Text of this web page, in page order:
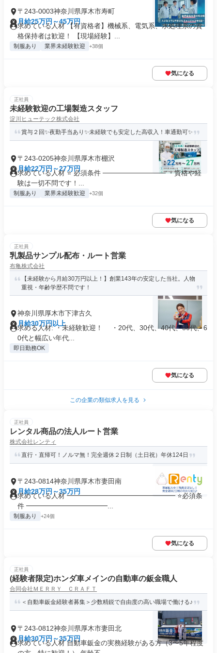
〒243-0003神奈川県厚木市寿町
月給25万円～45万円
求めている人材 【有資格者】機械系、電気系、水処理系の資
格保持者は歓迎！ 【現場経験】...
制服あり 業界未経験歓迎 +38個
気になる
正社員
未経験歓迎の工場製造スタッフ
淀川ヒューテック株式会社
賞与２回✨夜勤手当あり✨未経験でも安定した高収入！車通勤可✨
〒243-0205神奈川県厚木市棚沢
月給22万円～27万円
求めている人材 ⭐ 必須条件 ───────────── ・資格や経
験は一切不問です！...
制服あり 業界未経験歓迎 +32個
気になる
正社員
乳製品サンプル配布・ルート営業
布亀株式会社
【未経験から月給30万円以上！】創業143年の安定した当社。人物
重視・年齢学歴不問です！
神奈川県厚木市下津古久
月給30万円以上
求める人材: ・未経験歓迎！ ・20代、30代、40代、50代、6
0代と幅広い年代...
即日勤務OK
気になる
この企業の類似求人を見る
正社員
レンタル商品の法人ルート営業
株式会社レンティ
直行・直帰可！ノルマ無！完全週休２日制（土日祝）年休124日
〒243-0814神奈川県厚木市妻田南
月給28万円～35万円
求めている人材 ━━━━━━━━━━━━━━━━ ⭐必須条
件 ━━━━━━━━━━━━...
制服あり +24個
気になる
正社員
(経験者限定)ホンダ車メインの自動車の鈑金職人
合同会社ＭＥＲＲＹ ＣＲＡＦＴ
＜自動車鈑金経験者募集＞少数精鋭で自由度の高い職場で働ける♪
〒243-0812神奈川県厚木市妻田北
月給30万円～35万円
求めている人材 自動車鈑金の実務経験がある方（3〜5年程度